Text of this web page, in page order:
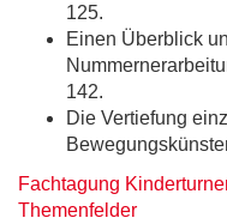
125.
Einen Überblick
142.
Die Vertiefung
Fachtagung
Themenfelder